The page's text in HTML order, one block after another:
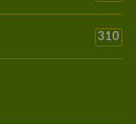
310